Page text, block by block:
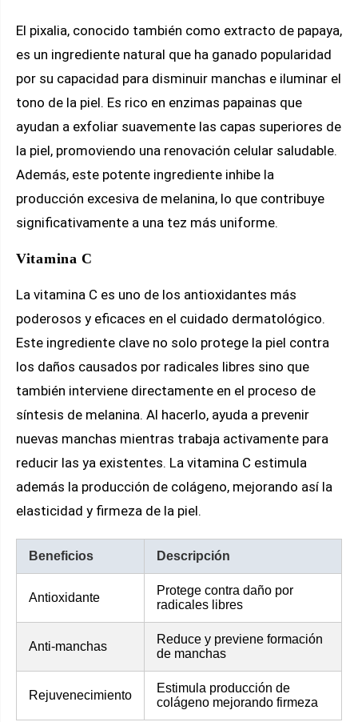
El pixalia, conocido también como extracto de papaya,
es un ingrediente natural que ha ganado popularidad
por su capacidad para disminuir manchas e iluminar el
tono de la piel. Es rico en enzimas papainas que
ayudan a exfoliar suavemente las capas superiores de
la piel, promoviendo una renovación celular saludable.
Además, este potente ingrediente inhibe la
producción excesiva de melanina, lo que contribuye
significativamente a una tez más uniforme.
Vitamina C
La vitamina C es uno de los antioxidantes más
poderosos y eficaces en el cuidado dermatológico.
Este ingrediente clave no solo protege la piel contra
los daños causados por radicales libres sino que
también interviene directamente en el proceso de
síntesis de melanina. Al hacerlo, ayuda a prevenir
nuevas manchas mientras trabaja activamente para
reducir las ya existentes. La vitamina C estimula
además la producción de colágeno, mejorando así la
elasticidad y firmeza de la piel.
Beneficios Descripción
Antioxidante
Protege contra daño por
radicales libres
Anti-manchas
Reduce y previene formación
de manchas
Rejuvenecimiento
Estimula producción de
colágeno mejorando firmeza